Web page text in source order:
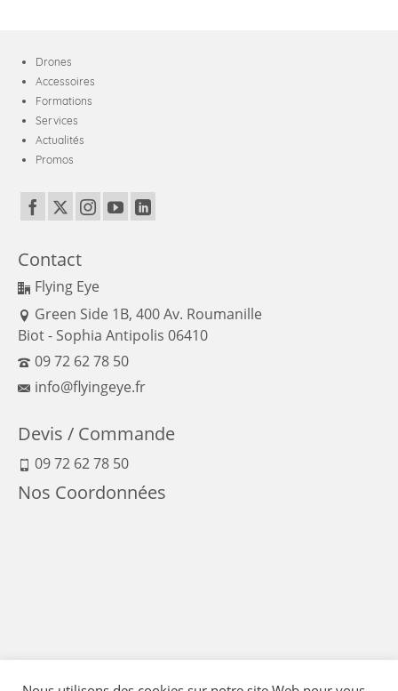
Drones
Accessoires
Formations
Services
Actualités
Promos
Contact
Flying Eye
Green Side 1B, 400 Av. Roumanille
Biot - Sophia Antipolis 06410
09 72 62 78 50
info@flyingeye.fr
Devis / Commande
09 72 62 78 50
Nos Coordonnées